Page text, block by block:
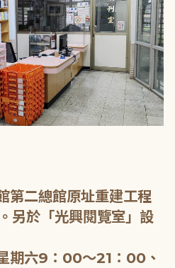
第二總館原址重建工程
另於「光興閱覽室」設
期六9：00～21：00、